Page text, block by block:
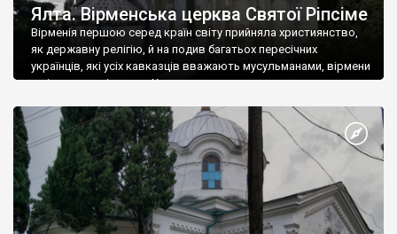
Ялта. Вірменська церква Святої Ріпсіме
Вірменія першою серед країн світу прийняла християнство,
як державну релігію, й на подив багатьох пересічних
українців, які усіх кавказців вважають мусульманами, вірмени
є відданими вірянами Христа